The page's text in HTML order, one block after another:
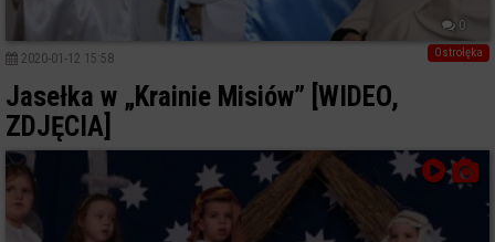
0
Ostrołęka
2020-01-12 15:58
Jasełka w „Krainie Misiów” [WIDEO,
ZDJĘCIA]